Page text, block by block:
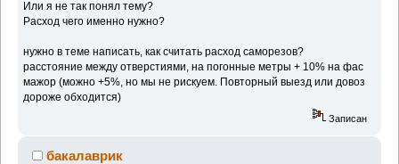
Или я не так понял тему?
Расход чего именно нужно?
нужно в теме написать, как считать расход саморезов?
расстояние между отверстиями, на погонные метры + 10% на фас
мажор (можно +5%, но мы не рискуем. Повторный выезд или довоз
дороже обходится)
Записан
бакалаврик